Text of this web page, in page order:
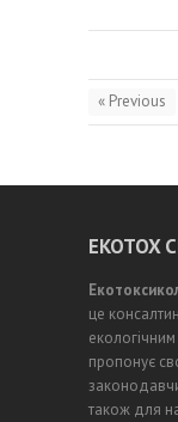
« Previous
EKOTOX
це
пропонує
також для